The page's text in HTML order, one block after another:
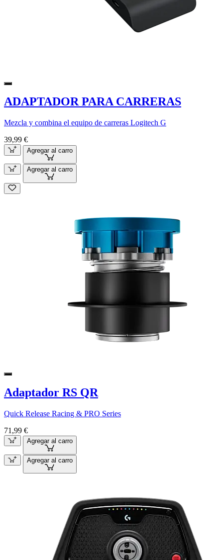
ADAPTADOR PARA CARRERAS
Mezcla y combina el equipo de carreras Logitech G
39,99 €
Agregar al carro
Agregar al carro
Adaptador RS QR
Quick Release Racing & PRO Series
71,99 €
Agregar al carro
Agregar al carro